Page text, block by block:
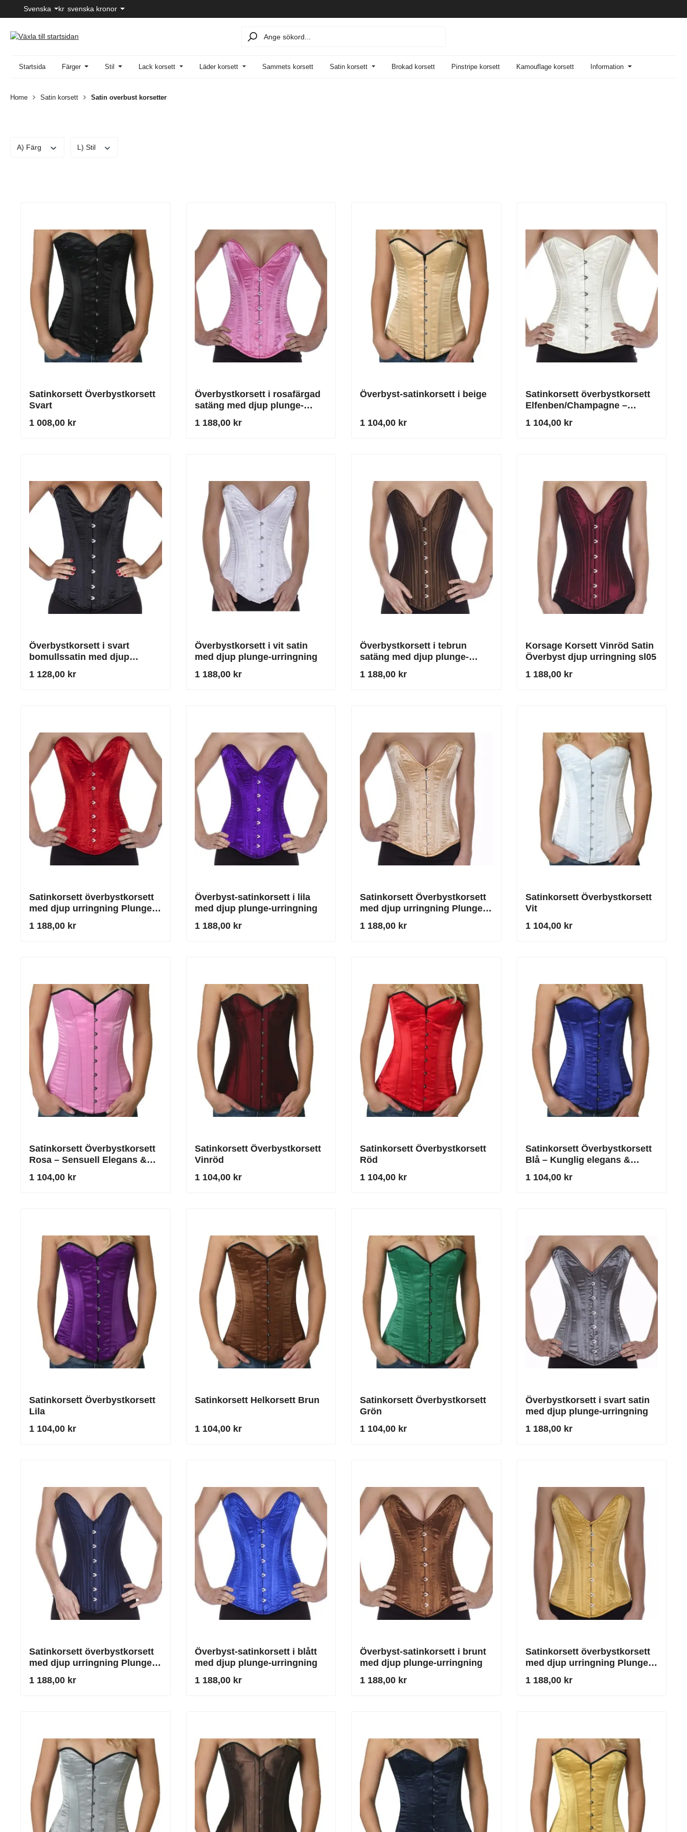
till huvudinnehåll
Hoppa till sökning
Hoppa till huvudnavigering
Svenska kr svenska kronor
Startsida Färger Stil Lack korsett Läder korsett Sammets korsett Satin korsett Brokad korsett Pinstripe korsett Kamouflage korsett Information
Home Satin korsett Satin overbust korsetter
A) Färg L) Stil
Satinkorsett Överbystkorsett
Svart
1 008,00 kr
Överbystkorsett i rosafärgad
satäng med djup plunge-
urringning
1 188,00 kr
Överbyst-satinkorsett i beige
1 104,00 kr
Satinkorsett överbystkorsett
Elfenben/Champagne –
Klassisk elegans för den
perfekta framtoningen
1 104,00 kr
Överbystkorsett i svart
bomullssatin med djup
plunge-urringning
1 128,00 kr
Överbystkorsett i vit satin
med djup plunge-urringning
1 188,00 kr
Överbystkorsett i tebrun
satäng med djup plunge-
urringning
1 188,00 kr
Korsage Korsett Vinröd Satin
Överbyst djup urringning sl05
1 188,00 kr
Satinkorsett överbystkorsett
med djup urringning Plunge
1 188,00 kr
Överbyst-satinkorsett i lila
med djup plunge-urringning
1 188,00 kr
Satinkorsett Överbystkorsett
med djup urringning Plunge
1 188,00 kr
Satinkorsett Överbystkorsett
Vit
1 104,00 kr
Satinkorsett Överbystkorsett
Rosa – Sensuell Elegans &
Hänförande Dekolletage
1 104,00 kr
Satinkorsett Överbystkorsett
Vinröd
1 104,00 kr
Satinkorsett Överbystkorsett
Röd
1 104,00 kr
Satinkorsett Överbystkorsett
Blå – Kunglig elegans &
Hänförande konturer
1 104,00 kr
Satinkorsett Överbystkorsett
Lila
1 104,00 kr
Satinkorsett Helkorsett Brun
1 104,00 kr
Satinkorsett Överbystkorsett
Grön
1 104,00 kr
Överbystkorsett i svart satin
med djup plunge-urringning
1 188,00 kr
Satinkorsett överbystkorsett
med djup urringning Plunge
1 188,00 kr
Överbyst-satinkorsett i blått
med djup plunge-urringning
1 188,00 kr
Överbyst-satinkorsett i brunt
med djup plunge-urringning
1 188,00 kr
Satinkorsett överbystkorsett
med djup urringning Plunge
1 188,00 kr